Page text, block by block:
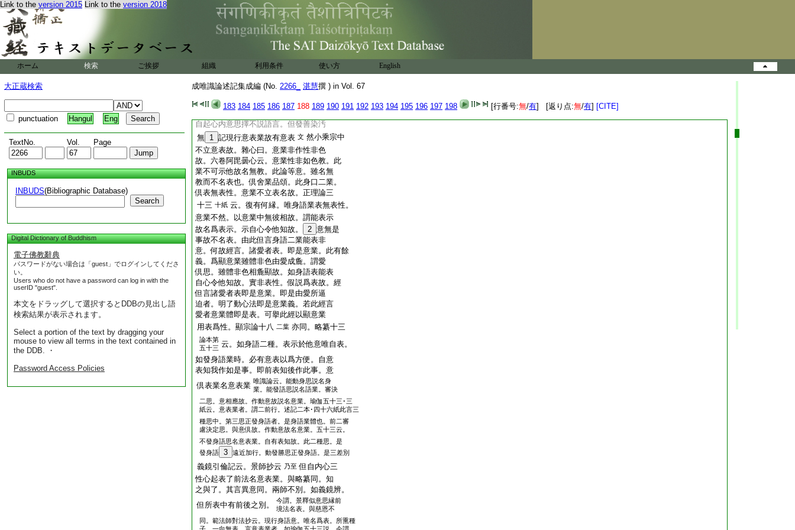
Link to the version 2015 Link to the version 2018
ホーム 検索 ご挨拶 組織 利用条件 使い方 English
大正蔵検索
punctuation Hangul Eng
TextNo. Vol. Page
INBUDS
INBUDS(Bibliographic Database)
Search
Digital Dictionary of Buddhism
電子佛教辭典
パスワードがない場合は「guest」でログインしてくださ
い。
Users who do not have a password can log in with the
userID "guest".
本文をドラッグして選択するとDDBの見出し語
検索結果が表示されます。
Select a portion of the text by dragging your
mouse to view all terms in the text contained in
the DDB. ・
Password Access Policies
成唯識論述記集成編 (No. 2266_ 湛慧撰 ) in Vol. 67
183 184 185 186 187 188 189 190 191 192 193 194 195 196 197 198 [行番号:無/有] [返り点:無/有] [CITE]
縁外身語與此不同 文 義演云。疏縁外身
語者。縁他和上身語也。疏與此不同者。意
云。此約大小乘對辨。且如大乘十無盡戒
身口等一二三支等。皆發無表戒。然小乘要
具七支。方發無表故云不同
至 名表 文 表無表章 初右 云。表
色有二。一身表業。二語表業。此通三乘。若
大乘説。有義表業亦有三種。更加意表。瑜
自起心内意思擇不説語言。但發善染汚
無 1 記現行意表業故有意表 文 然小乘宗中
不立意表故。雜心曰。意業非作性非色
故。六卷阿毘曇心云。意業性非如色教。此
業不可示他故名無教。此論等意。雖名無
教而不名表也。倶舍業品頌。此身口二業。
倶表無表性。意業不立表名故。正理論三
十三 十紙 云。復有何縁。唯身語業表無表性。
意業不然。以意業中無彼相故。謂能表示
故名爲表示。示自心令他知故。
2 意無是
事故不名表。由此但言身語二業能表非
意。何故經言。諸愛者表。即是意業。此有餘
義。爲顯意業雖體非色由愛成麁。謂愛
倶思。雖體非色相麁顯故。如身語表能表
自心令他知故。實非表性。假説爲表故。經
但言諸愛者表即是意業。即是由愛所逼
迫者。明了動心法即是意業義。若此經言
愛者意業體即是表。可擧此經以顯意業
用表爲性。顯宗論十八 二葉 亦同。略纂十三
論本第
五十三 云。如身語二種。表示於他意唯自表。
如發身語業時。必有意表以爲方便。自意
表知我作如是事。即前表知後作此事。意
倶表業名意表業 唯識論云。能動身思説名身
業。能發語思説名語業。審決
二思。意相應故。作動意故説名意業。瑜伽五十三･三
紙云。意表業者。謂二前行。述記二本･四十六紙此言三
種思中。第三思正發身語者。是身語業體也。前二審
慮決定思。與意倶故。作動意故名意業。五十三云。
不發身語思名意表業。自有表知故。此二種思。是
發身語
3 遠近加行。動發勝思正發身語。是三差別
義鏡引倫記云。景師抄云 乃至 但自内心三
性心起表了前法名意表業。與略纂同。知
之與了。其言異意同。兩師不別。如義鏡辨。
但所表中有前後之別。
今謂。景釋似意思縁前
境法名表。與慈恩不
同。範法師對法抄云。現行身語意。唯名爲表。所熏種